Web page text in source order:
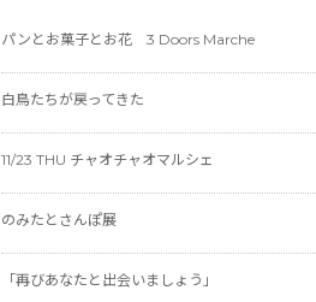
パンとお菓子とお花 3 Doors Marche
白鳥たちが戻ってきた
11/23 THU チャオチャオマルシェ
のみたとさんぽ展
「再びあなたと出会いましょう」